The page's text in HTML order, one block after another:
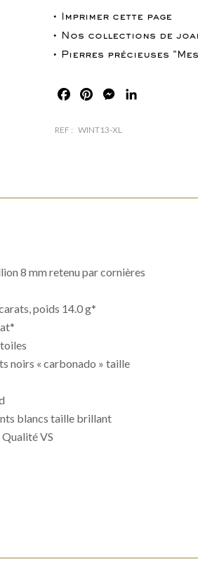
• Imprimer cette page
• Nos collections de
• Pierres précieuses
FacebookPinterestMessenger
REF : WINT13-XL
8 mm retenu par cornières
poids 14.0 g*
noirs « carbonado » taille
blancs taille brillant
VS